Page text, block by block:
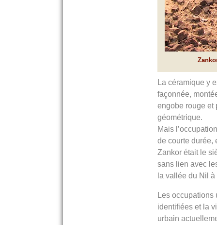
La céramique y
façonnée,
engobe rouge et
géométrique.
Mais
de courte durée,
Zankor était le
sans lien avec
la vallée du Nil
Les occupations
identifiées et la
urbain